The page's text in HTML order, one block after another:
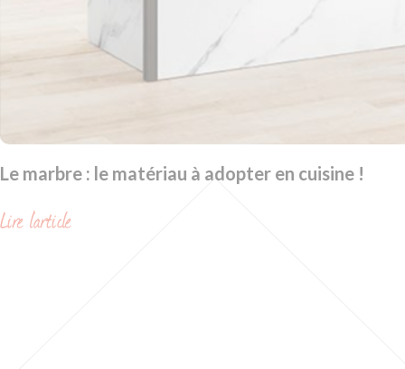
Le marbre : le matériau à adopter en cuisine !
Lire l'article